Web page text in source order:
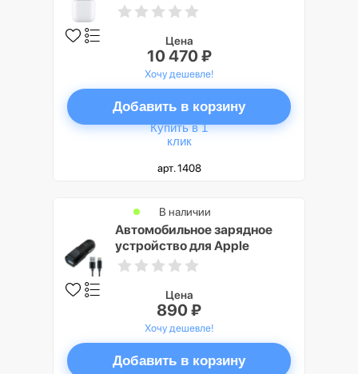
Цена
10 470 ₽
Хочу дешевле!
Добавить в корзину
Купить в 1
клик
арт. 1408
Автомобильное зарядное
устройство для Apple
InterStep 1 USB 1A + кабель
В наличии
Цена
890 ₽
Хочу дешевле!
Добавить в корзину